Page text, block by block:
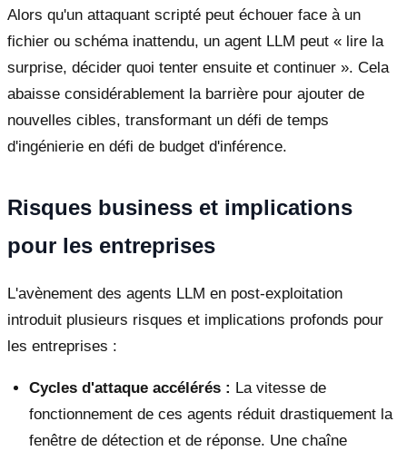
Alors qu'un attaquant scripté peut échouer face à un
fichier ou schéma inattendu, un agent LLM peut « lire la
surprise, décider quoi tenter ensuite et continuer ». Cela
abaisse considérablement la barrière pour ajouter de
nouvelles cibles, transformant un défi de temps
d'ingénierie en défi de budget d'inférence.
Risques business et implications
pour les entreprises
L'avènement des agents LLM en post-exploitation
introduit plusieurs risques et implications profonds pour
les entreprises :
Cycles d'attaque accélérés : La vitesse de
fonctionnement de ces agents réduit drastiquement la
fenêtre de détection et de réponse. Une chaîne